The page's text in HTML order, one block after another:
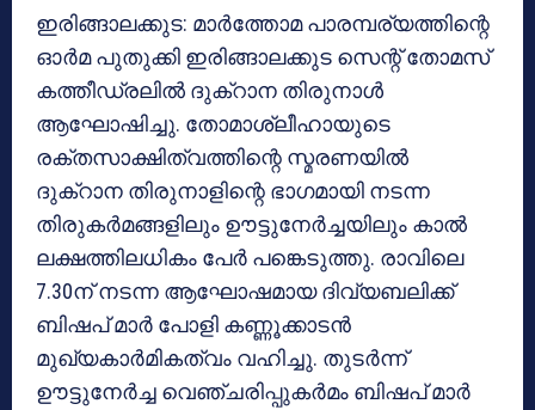
ഇരിങ്ങാലക്കുട: മാര്‍ത്തോമ പാരമ്പര്യത്തിന്റെ
ഓര്‍മ പുതുക്കി ഇരിങ്ങാലക്കുട സെന്റ് തോമസ്
കത്തീഡ്രലില്‍ ദുക്റാന തിരുനാള്‍
ആഘോഷിച്ചു. തോമാശ്ലീഹായുടെ
രക്തസാക്ഷിത്വത്തിന്റെ സ്മരണയില്‍
ദുക്റാന തിരുനാളിന്റെ ഭാഗമായി നടന്ന
തിരുകര്‍മങ്ങളിലും ഊട്ടുനേര്‍ച്ചയിലും കാല്‍
ലക്ഷത്തിലധികം പേര്‍ പങ്കെടുത്തു. രാവിലെ
7.30ന് നടന്ന ആഘോഷമായ ദിവ്യബലിക്ക്
ബിഷപ് മാര്‍ പോളി കണ്ണൂക്കാടന്‍
മുഖ്യകാര്‍മികത്വം വഹിച്ചു. തുടര്‍ന്ന്
ഊട്ടുനേര്‍ച്ച വെഞ്ചരിപ്പുകര്‍മം ബിഷപ് മാര്‍